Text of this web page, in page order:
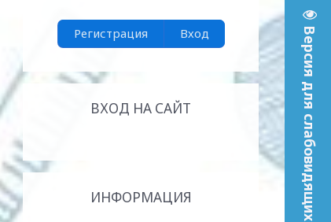
Версия для слабовидящих
Регистрация Вход
ВХОД НА САЙТ
ИНФОРМАЦИЯ